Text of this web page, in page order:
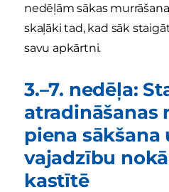
nedēļām sākas
skaļāki tad, kad sāk
savu apkārtni.
3.–7. nedēļa:
atradināšanas
piena sākšana
vajadzību
kastītē